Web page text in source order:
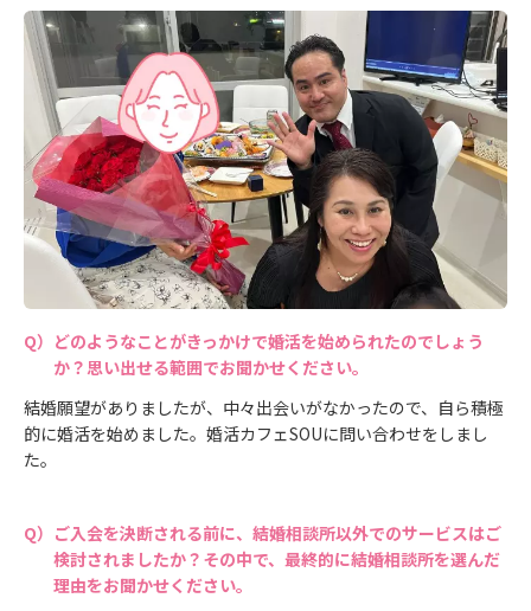
どのようなことがきっかけで婚活を始められたのでしょう
か？思い出せる範囲でお聞かせください。
結婚願望がありましたが、中々出会いがなかったので、自ら積極
的に婚活を始めました。婚活カフェSOUに問い合わせをしまし
た。
ご入会を決断される前に、結婚相談所以外でのサービスはご
検討されましたか？その中で、最終的に結婚相談所を選んだ
理由をお聞かせください。